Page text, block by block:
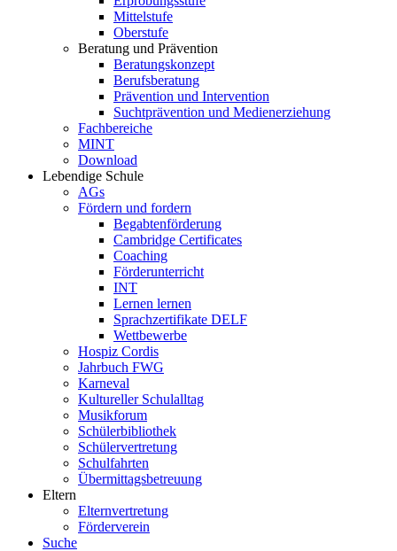
Mittelstufe
Oberstufe
Beratung und Prävention
Beratungskonzept
Berufsberatung
Prävention und Intervention
Suchtprävention und Medienerziehung
Fachbereiche
MINT
Download
Lebendige Schule
AGs
Fördern und fordern
Begabtenförderung
Cambridge Certificates
Coaching
Förderunterricht
INT
Lernen lernen
Sprachzertifikate DELF
Wettbewerbe
Hospiz Cordis
Jahrbuch FWG
Karneval
Kultureller Schulalltag
Musikforum
Schülerbibliothek
Schülervertretung
Schulfahrten
Übermittagsbetreuung
Eltern
Elternvertretung
Förderverein
Suche